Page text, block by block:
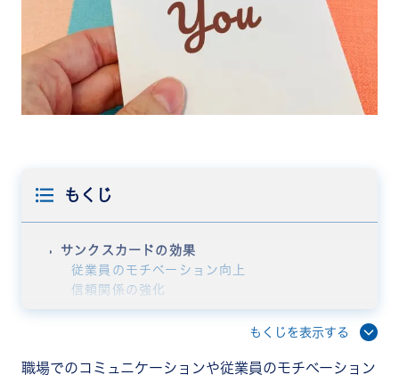
もくじ
サンクスカードの効果
従業員のモチベーション向上
信頼関係の強化
従業員エンゲージメントの向上
すぐに使える！サンクスカードの例文集
もくじを表示する
職場でのコミュニケーションや従業員のモチベーション